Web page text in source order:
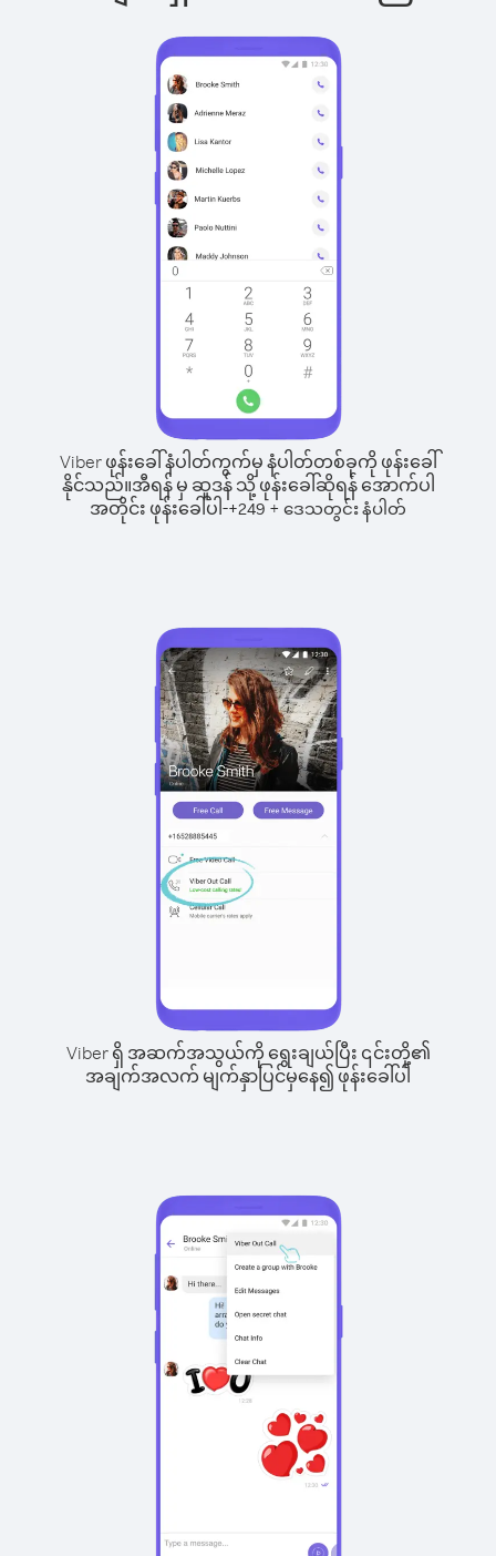
Viber ဖုန်းခေါ်နံပါတ်ကွက်မှ နံပါတ်တစ်ခုကို ဖုန်းခေါ်
နိုင်သည်။အီရန် မှ ဆူဒန် သို့ ဖုန်းခေါ်ဆိုရန် အောက်ပါ
အတိုင်း ဖုန်းခေါ်ပါ-+249+ ဒေသတွင်း နံပါတ်
Viber ရှိ အဆက်အသွယ်ကို ရွေးချယ်ပြီး ၎င်းတို့၏
အချက်အလက် မျက်နှာပြင်မှနေ၍ ဖုန်းခေါ်ပါ